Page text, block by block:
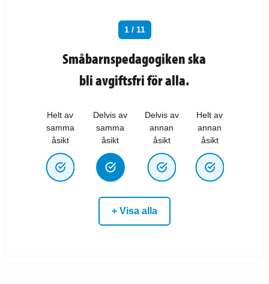
1 / 11
Småbarnspedagogiken ska
bli avgiftsfri för alla.
Helt av
samma
åsikt
Delvis av
samma
åsikt
Delvis av
annan
åsikt
Helt av
annan
åsikt
+ Visa alla